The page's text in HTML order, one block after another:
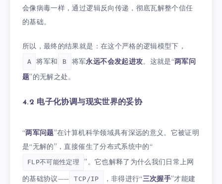
会像病毒一样，通过逻辑反向传递，彻底瓦解整个信任
的基础。
所以，最终的结果就是：在这个严格的逻辑模型下，
A 将军和 B 将军永远不会发起进攻。这就是“两军问
题”的无解之处。
4.2 电子化协调与现实世界的妥协
“两军问题”在计算机科学领域具有深远的意义。它被证明
是“无解的”，直接催生了分布式系统中的“
FLP不可能性定理
”。它也解释了为什么我们日常上网
的基础协议——
TCP/IP ，非得进行“三次握手”才能建